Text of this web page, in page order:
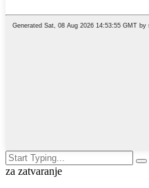
za zatvaranje